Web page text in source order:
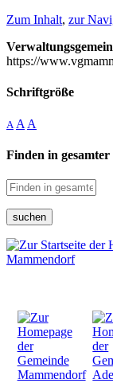
Zum Inhalt, zur
https://
Schriftgröße
A A A
Finden in gesamter
suchen